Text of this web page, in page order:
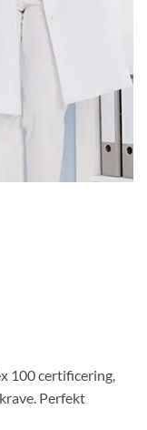
kr.
100 certificering,
Perfekt